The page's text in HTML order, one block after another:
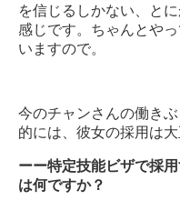
を信じるしかない、と
感じです。ちゃんとや
いますので。
今のチャンさんの働き
的には、彼女の採用は
ーー特定技能ビザで採
は何ですか？